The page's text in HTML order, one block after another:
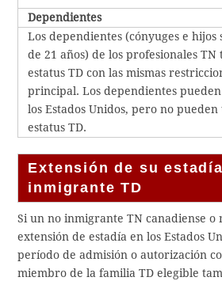
Dependientes
Los dependientes (cónyuges e hijos
de 21 años) de los profesionales
estatus TD con las mismas
principal. Los dependientes
los Estados Unidos, pero no
estatus TD.
Extensión de su
inmigrante TD
Si un no inmigrante TN canadiense o
extensión de estadía en los Estados
período de admisión o autorización
miembro de la familia TD elegible